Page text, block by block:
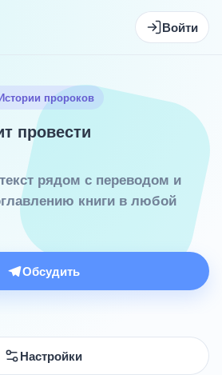
Войти
пророков
провести
рядом с переводом и
книги в любой
Обсудить
Настройки